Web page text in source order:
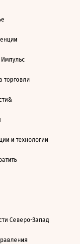
торговли
и технологии
Северо-Запад